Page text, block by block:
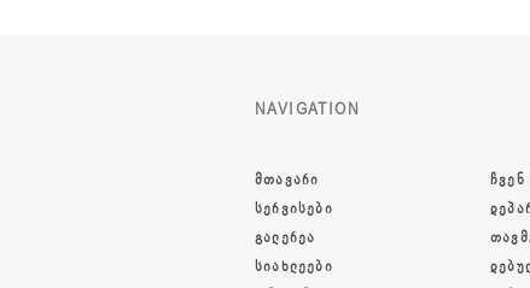
NAVIGATION
ᲛᲗᲐᲕᲐᲠᲘ
ᲡᲔᲠᲕᲘᲡᲔᲑᲘ
ᲒᲐᲚᲔᲠᲔᲐ
ᲡᲘᲐᲮᲚᲔᲔᲑᲘ
ᲩᲕᲔᲜ